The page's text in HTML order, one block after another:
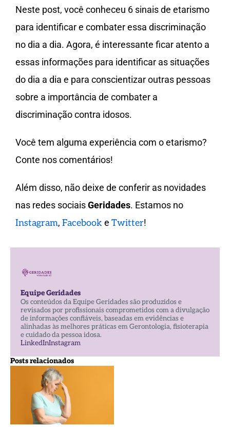
Neste post, você conheceu 6 sinais de etarismo
para identificar e combater essa discriminação
no dia a dia. Agora, é interessante ficar atento a
essas informações para identificar as situações
do dia a dia e para conscientizar outras pessoas
sobre a importância de combater a
discriminação contra idosos.
Você tem alguma experiência com o etarismo?
Conte nos comentários!
Além disso, não deixe de conferir as novidades
nas redes sociaisGeridades. Estamos no
Instagram, Facebook e Twitter!
Equipe Geridades
Os conteúdos da Equipe Geridades são produzidos e
revisados por profissionais comprometidos com a divulgação
de informações confiáveis, baseadas em evidências e
alinhadas às melhores práticas em Gerontologia, fisioterapia
e cuidado da pessoa idosa.
LinkedInInstagram
Posts relacionados